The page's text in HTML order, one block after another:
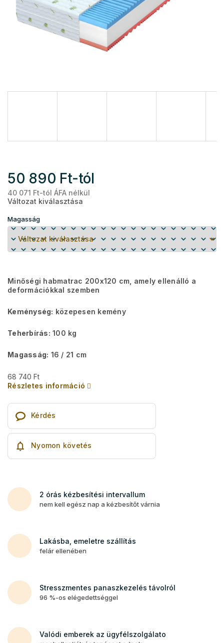
50 890 Ft-tól
40 071 Ft-tól ÁFA nélkül
Változat kiválasztása
Magasság
Minőségi habmatrac 200x120 cm, amely ellenálló a
deformációkkal szemben
Keménység: közepesen kemény
Teherbírás: 100 kg
Magasság: 16 / 21 cm
68 740 Ft
Részletes információ
Kérdés
Nyomon követés
2 órás kézbesítési intervallum
nem kell egész nap a kézbesítőt várnia
Lakásba, emeletre szállítás
felár ellenében
Stresszmentes panaszkezelés távolról
96 %-os elégedettséggel
Valódi emberek az ügyfélszolgálato